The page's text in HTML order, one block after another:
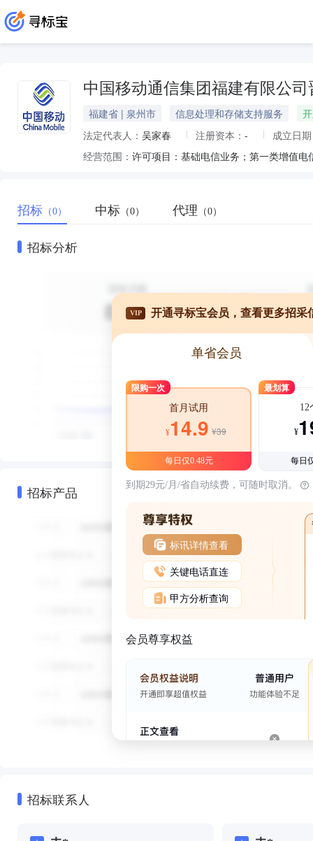
中国移动通信集团福建有限公
福建省 | 泉州市 信息处理和存储支持服务
法定代表人： 吴家春 注册资本： -
成立日
经营范围：
招标 （0） 中标 （0） 代理 （0）
招标分析
招标产品
VIP 开通寻标宝会员，查看更多招采
单省会员
限购一次
首月试用
¥14.9 ¥39
每日仅0.48元
最划算
12
¥
每日
到期29元/月/省自动续费，可随时取消。
标讯详情查看
关键电话直连
甲方分析查询
会员尊享权益
招标联系人